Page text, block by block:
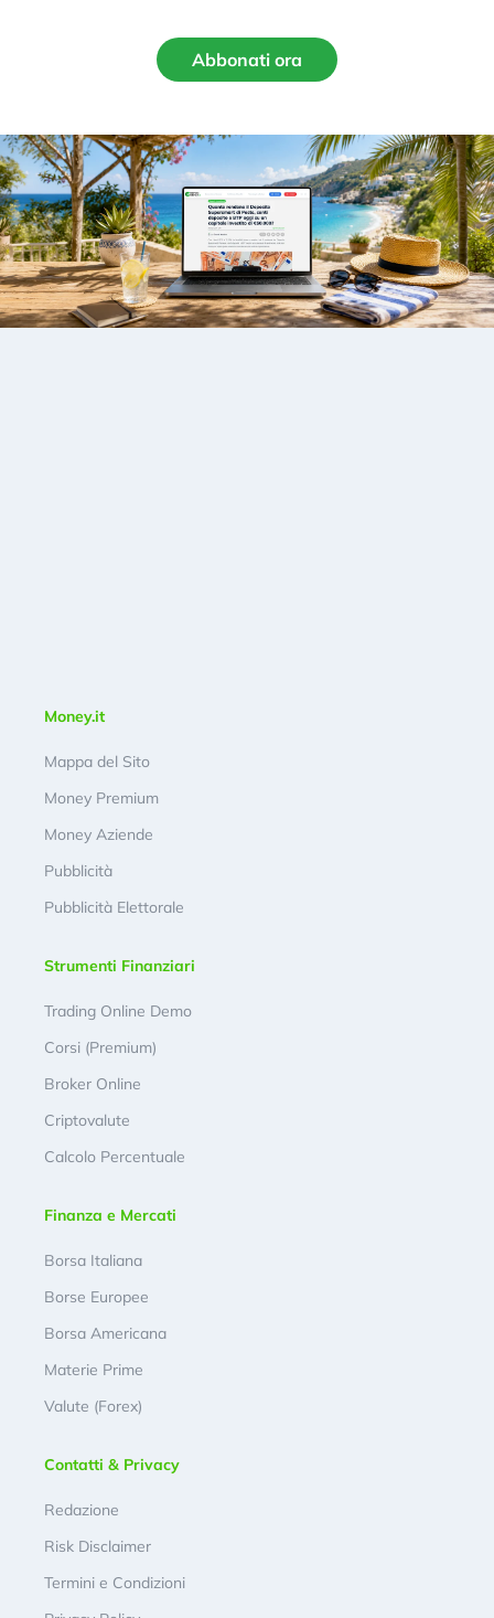
Abbonati ora
Money.it
Mappa del Sito
Money Premium
Money Aziende
Pubblicità
Pubblicità Elettorale
Strumenti Finanziari
Trading Online Demo
Corsi (Premium)
Broker Online
Criptovalute
Calcolo Percentuale
Finanza e Mercati
Borsa Italiana
Borse Europee
Borsa Americana
Materie Prime
Valute (Forex)
Contatti & Privacy
Redazione
Risk Disclaimer
Termini e Condizioni